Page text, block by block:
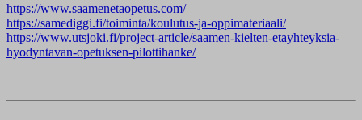
https://www.saamenetaopetus.com/
https://samediggi.fi/toiminta/koulutus-ja-oppimateriaali/
https://www.utsjoki.fi/project-article/saamen-kielten-etayhteyksia-
hyodyntavan-opetuksen-pilottihanke/